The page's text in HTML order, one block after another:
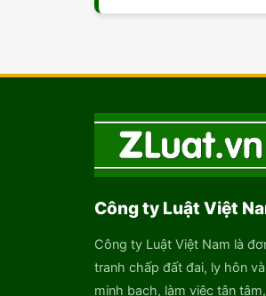
Công ty Luật Việt
Công ty Luật Việt Nam là
tranh chấp đất đai, ly hôn
minh bạch, làm việc tận